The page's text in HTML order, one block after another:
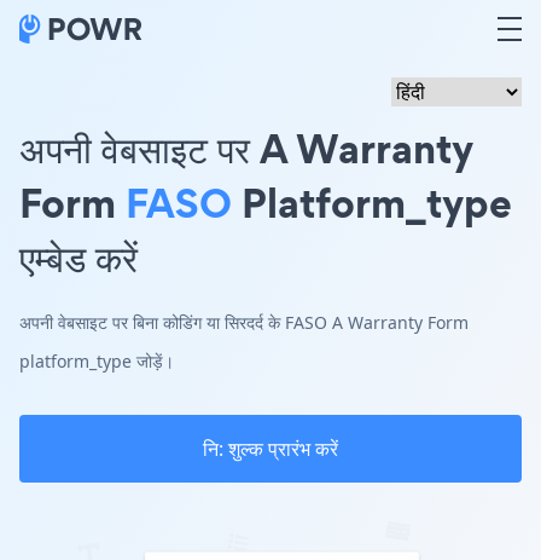
अपनी वेबसाइट पर A Warranty
Form FASO Platform_type
एम्बेड करें
अपनी वेबसाइट पर बिना कोडिंग या सिरदर्द के FASO A Warranty Form
platform_type जोड़ें।
नि: शुल्क प्रारंभ करें